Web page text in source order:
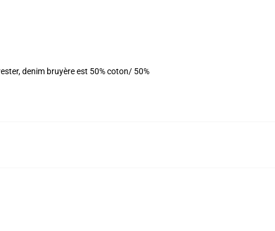
denim bruyère est 50% coton/ 50%